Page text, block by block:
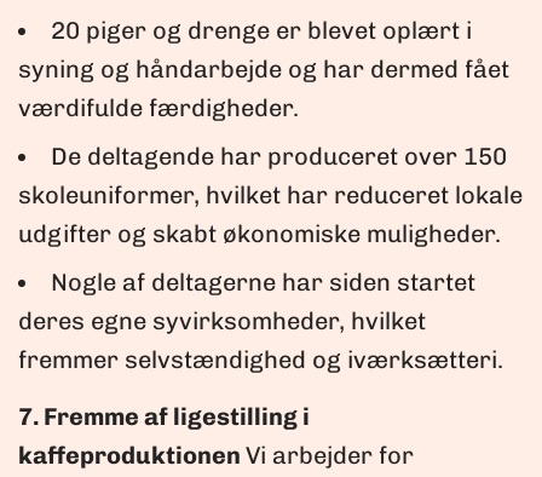
20 piger og drenge er blevet oplært i
syning og håndarbejde og har dermed fået
værdifulde færdigheder.
De deltagende har produceret over 150
skoleuniformer, hvilket har reduceret lokale
udgifter og skabt økonomiske muligheder.
Nogle af deltagerne har siden startet
deres egne syvirksomheder, hvilket
fremmer selvstændighed og iværksætteri.
7. Fremme af ligestilling i
kaffeproduktionen Vi arbejder for